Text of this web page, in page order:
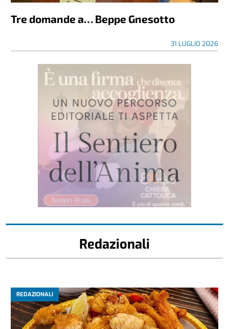
Tre domande a… Beppe Gnesotto
31 LUGLIO 2026
Redazionali
REDAZIONALI